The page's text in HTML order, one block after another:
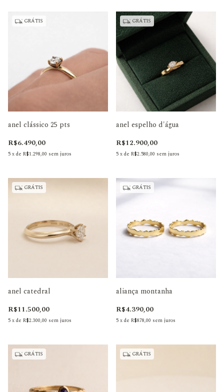
GRÁTIS
anel clássico 25 pts
R$6.490,00
5xde R$1.298,00 sem juros
GRÁTIS
anel espelho d'água
R$12.900,00
5xde R$2.580,00 sem juros
GRÁTIS
anel catedral
R$11.500,00
5xde R$2.300,00 sem juros
GRÁTIS
aliança montanha
R$4.390,00
5xde R$878,00 sem juros
GRÁTIS GRÁTIS